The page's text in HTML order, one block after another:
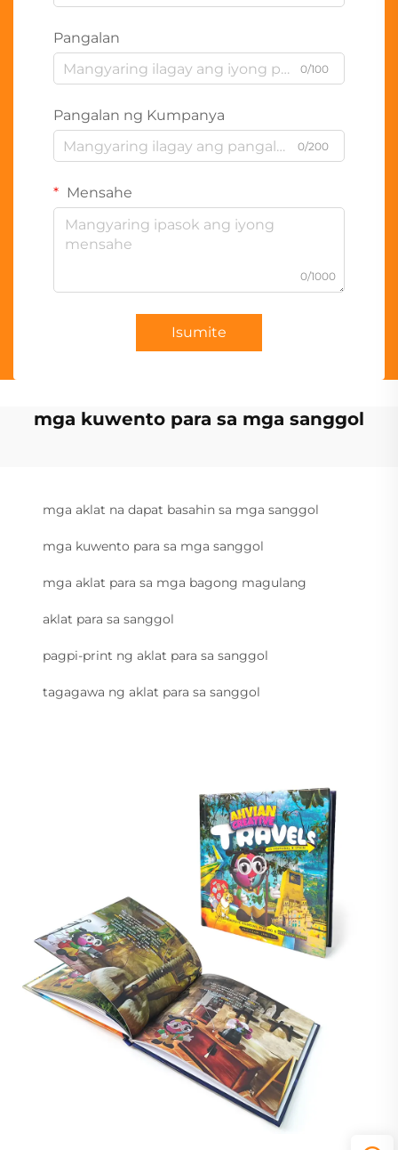
Pangalan
0/100
Pangalan ng Kumpanya
0/200
Mensahe
0/1000
Isumite
mga kuwento para sa mga sanggol
mga aklat na dapat basahin sa mga sanggol
mga kuwento para sa mga sanggol
mga aklat para sa mga bagong magulang
aklat para sa sanggol
pagpi-print ng aklat para sa sanggol
tagagawa ng aklat para sa sanggol